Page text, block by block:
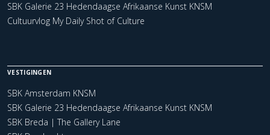
SBK Galerie 23 Hedendaagse Afrikaanse Kunst KNSM
Cultuurvlog My Daily Shot of Culture
VESTIGINGEN
SBK Amsterdam KNSM
SBK Galerie 23 Hedendaagse Afrikaanse Kunst KNSM
SBK Breda | The Gallery Lane